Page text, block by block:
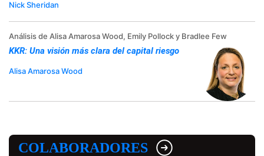
Nick Sheridan
Análisis de Alisa Amarosa Wood, Emily Pollock y Bradlee Few
KKR: Una visión más clara del capital riesgo
Alisa Amarosa Wood
COLABORADORES